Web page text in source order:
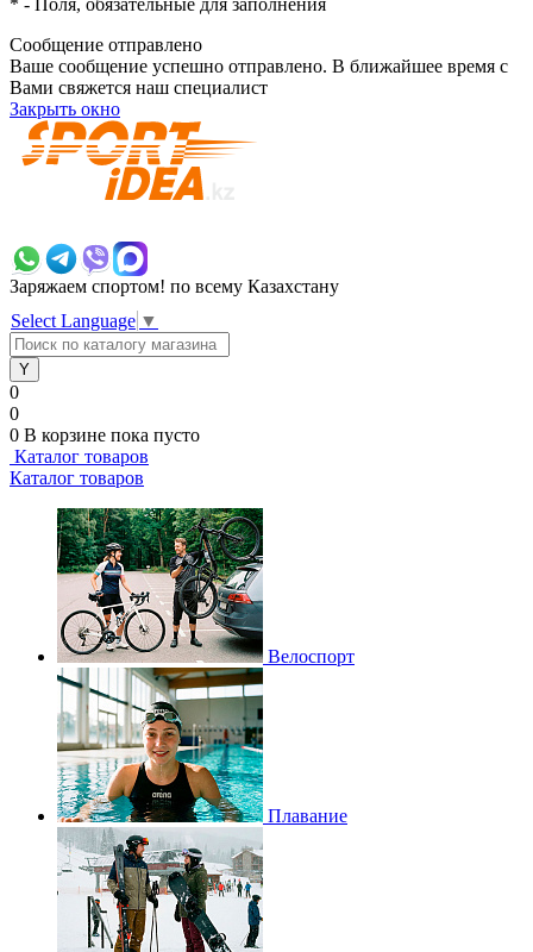
* - Поля, обязательные для заполнения
Сообщение отправлено
Ваше сообщение успешно отправлено. В ближайшее время с
Вами свяжется наш специалист
Закрыть окно
Заряжаем спортом! по всему Казахстану
Select Language ▼
0
0
0 В корзине пока пусто
Каталог товаров
Каталог товаров
Велоспорт
Плавание